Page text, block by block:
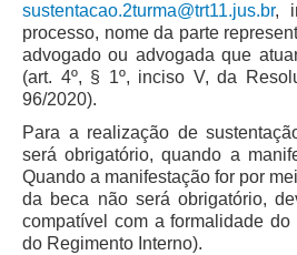
Comissão Regional de
Dados
Comissão de Ética
Comitê de Priorização do
Comissão de Uniformização
Comitê de Gestão de Pessoas
Comissão de Vitaliciamento
Comitê de Atenção Integral à
sustentacao.2turma@trt11.jus.br,
processo, nome da parte
advogado ou advogada que
(art. 4º, § 1º, inciso V, da
96/2020).
Para a realização de
será obrigatório, quando a
Quando a manifestação for por
da beca não será obrigatório,
compatível com a formalidade do
do Regimento Interno).